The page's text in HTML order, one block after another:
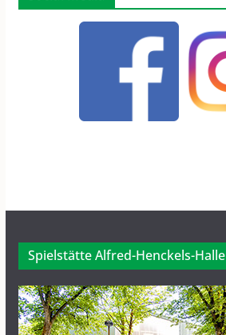
Spielstätte Alfred-Henckels-Halle